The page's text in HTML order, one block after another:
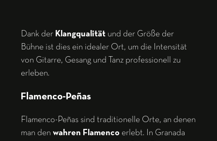
Dank der Klangqualität und der Größe der
Bühne ist dies ein idealer Ort, um die Intensität
von Gitarre, Gesang und Tanz professionell zu
erleben.
Flamenco-Peñas
Flamenco-Peñas sind traditionelle Orte, an denen
man den wahren Flamenco erlebt. In Granada